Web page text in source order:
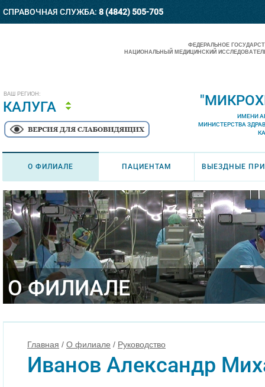
СПРАВОЧНАЯ СЛУЖБА: 8 (4842) 505-705
ВАШ РЕГИОН:
КАЛУГА
ФЕДЕРАЛЬНОЕ
НАЦИОНАЛЬНЫЙ МЕДИЦИНСКИЙ
ИМЕНИ
МИНИСТЕРСТВА
О ФИЛИАЛЕ ПАЦИЕНТАМ ВЫЕЗДНЫЕ
О ФИЛИАЛЕ
Главная / О филиале / Руководство
Иванов Александр